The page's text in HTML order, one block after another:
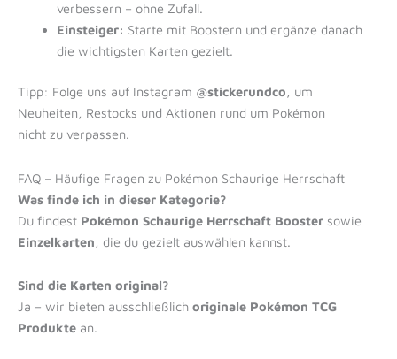
verbessern – ohne Zufall.
Einsteiger: Starte mit Boostern und ergänze danach
die wichtigsten Karten gezielt.
Tipp: Folge uns auf Instagram @stickerundco, um
Neuheiten, Restocks und Aktionen rund um Pokémon
nicht zu verpassen.
FAQ – Häufige Fragen zu Pokémon Schaurige Herrschaft
Was finde ich in dieser Kategorie?
Du findest Pokémon Schaurige Herrschaft Booster sowie
Einzelkarten, die du gezielt auswählen kannst.
Sind die Karten original?
Ja – wir bieten ausschließlich originale Pokémon TCG
Produkte an.